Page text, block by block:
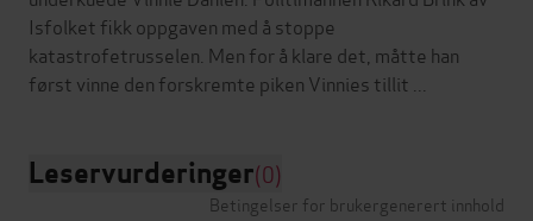
Isfolket fikk oppgaven med å stoppe
katastrofetrusselen. Men for å klare det, måtte han
Leservurderinger(0)
Betingelser for brukergenerert innhold